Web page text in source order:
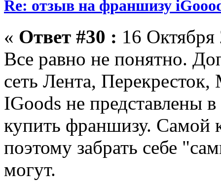
Re: отзыв на франшизу
« Ответ #30 : 16
Все равно не понятно.
сеть Лента,
IGoods не представлены
купить франшизу. Самой
поэтому забрать себе
могут.